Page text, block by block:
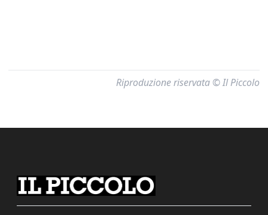
Riproduzione riservata © Il Piccolo